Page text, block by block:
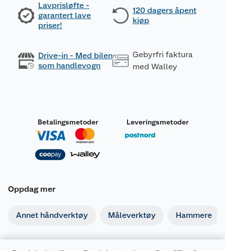
Lavprisløfte -
garantert lave
priser!
120 dagers åpent
kjøp
Drive-in - Med bilen
som handlevogn
Gebyrfri faktura
med Walley
Betalingsmetoder Leveringsmetoder
Oppdag mer
Annet håndverktøy Måleverktøy Hammere